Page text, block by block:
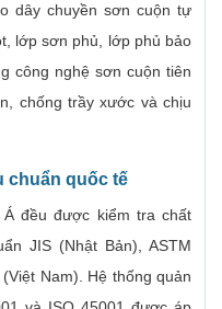
dây chuyền sơn cuộn tự
lớp sơn phủ, lớp phủ bảo
công nghệ sơn cuộn tiên
chống trầy xước và chịu
chuẩn quốc tế
đều được kiểm tra chất
JIS (Nhật Bản), ASTM
Nam). Hệ thống quản